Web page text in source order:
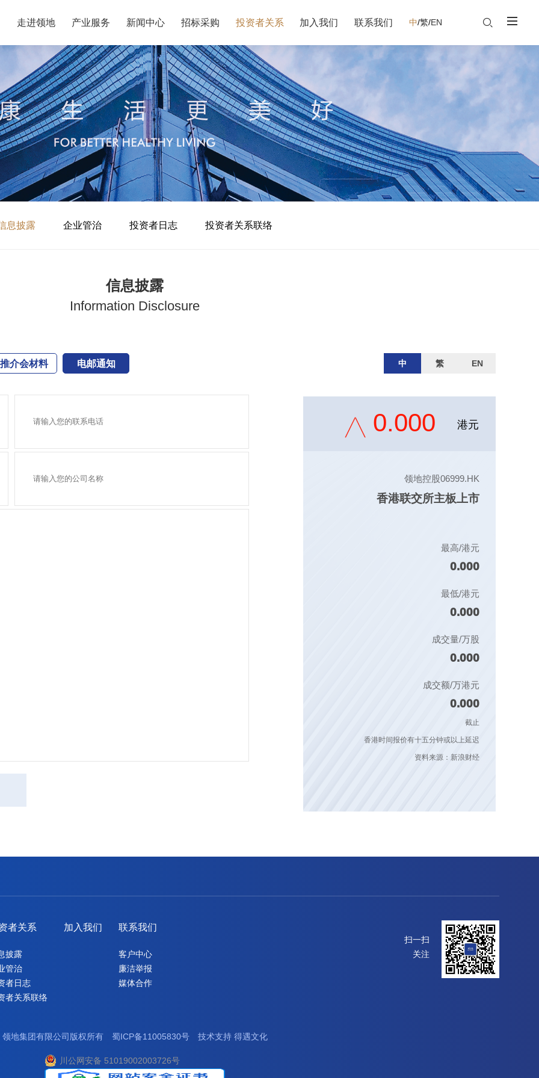
走进领地 产业服务 新闻中心 招标采购 投资者关系 加入我们 联系我们 中/繁/EN
息披露 企业管治 投资者日志 投资者关系联络
信息披露
Information Disclosure
推介会材料 电邮通知 中 繁 EN
0.000 港元
领地控股06999.HK
香港联交所主板上市
最高/港元
0.000
最低/港元
0.000
成交量/万股
0.000
成交额/万港元
0.000
截止
香港时间报价有十五分钟或以上延迟
资料来源：新浪财经
者关系
披露
管治
者日志
者关系联络
加入我们 联系我们
客户中心
廉洁举报
媒体合作
扫一扫
关注
领地集团有限公司版权所有 蜀ICP备11005830号技术支持 得遇文化
川公网安备 51019002003726号